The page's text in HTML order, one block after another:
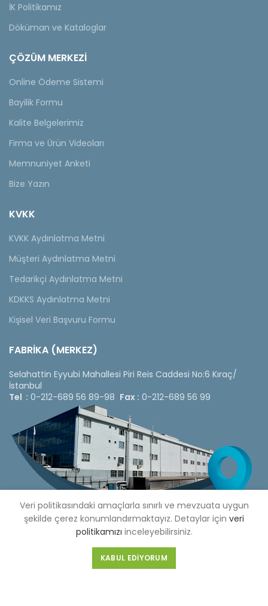
İK Politikamız
Döküman ve Kataloglar
ÇÖZÜM MERKEZİ
Online Ödeme Sistemi
Bayilik Formu
Kalite Belgelerimiz
Firma ve Ürün Videoları
Memnuniyet Anketi
Bize Yazın
KVKK
KVKK Aydınlatma Metni
Müşteri Aydınlatma Metni
Tedarikçi Aydınlatma Metni
KDKKS Aydınlatma Metni
Kişisel Veri Başvuru Formu
FABRİKA (MERKEZ)
Selahattin Eyyubi Mahallesi Piri Reis Caddesi No:6 Kıraç/
İstanbul
Tel : 0-212-689 56 89-98 Fax : 0-212-689 56 99
Veri politikasındaki amaçlarla sınırlı ve mevzuata uygun
şekilde çerez konumlandırmaktayız. Detaylar için veri
politikamızı inceleyebilirsiniz.
KABUL EDIYORUM